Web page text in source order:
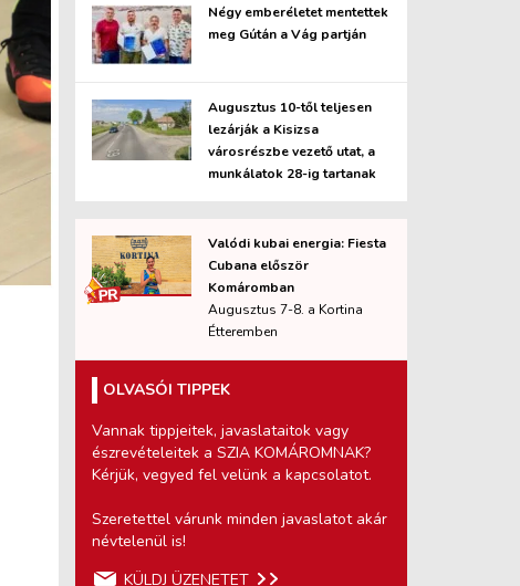
Négy emberéletet mentettek
meg Gútán a Vág partján
Augusztus 10-től teljesen
lezárják a Kisizsa
városrészbe vezető utat, a
munkálatok 28-ig tartanak
Valódi kubai energia: Fiesta
Cubana először
Komáromban
Augusztus 7-8. a Kortina
Étteremben
OLVASÓI TIPPEK
Vannak tippjeitek, javaslataitok vagy
észrevételeitek a SZIA KOMÁROMNAK?
Kérjük, vegyed fel velünk a kapcsolatot.
Szeretettel várunk minden javaslatot akár
névtelenül is!
KÜLDJ ÜZENETET